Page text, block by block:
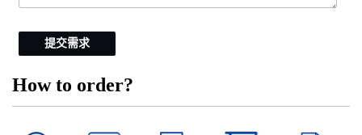
提交需求
How to order?